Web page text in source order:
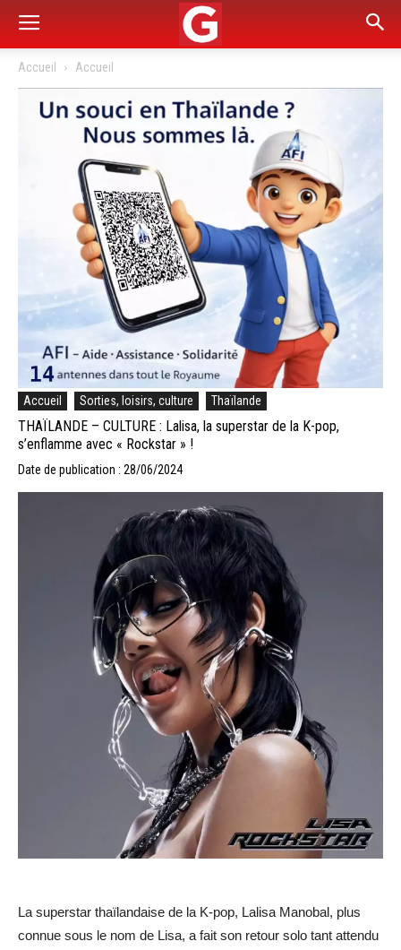
Accueil Accueil
Accueil Sorties, loisirs, culture Thaïlande
THAÏLANDE – CULTURE : Lalisa, la superstar de la K-pop,
s’enflamme avec « Rockstar » !
Date de publication : 28/06/2024
La superstar thaïlandaise de la K-pop, Lalisa Manobal, plus
connue sous le nom de Lisa, a fait son retour solo tant attendu